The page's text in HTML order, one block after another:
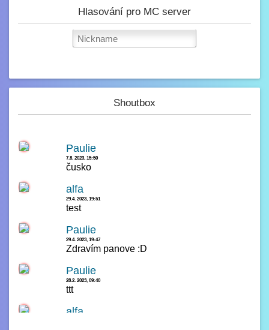
Hlasování pro MC server
Shoutbox
Paulie
7.8. 2023, 15:50
čusko
alfa
29.4. 2023, 19:51
test
Paulie
29.4. 2023, 19:47
Zdravím panove :D
Paulie
28.2. 2023, 09:40
ttt
alfa